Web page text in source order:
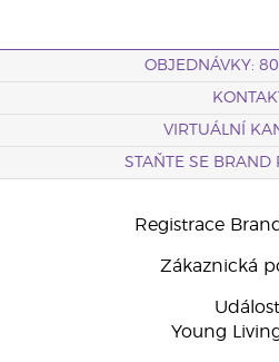
OBJEDNÁVKY:
KONTAKT
VIRTUÁLNÍ
STAŇTE SE BRAND
Registrace
Zákaznická
Young